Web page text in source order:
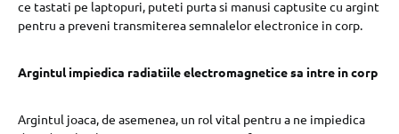
ce tastati pe laptopuri, puteti purta si manusi captusite cu argint
pentru a preveni transmiterea semnalelor electronice in corp.
Argintul impiedica radiatiile electromagnetice sa intre in corp
Argintul joaca, de asemenea, un rol vital pentru a ne impiedica